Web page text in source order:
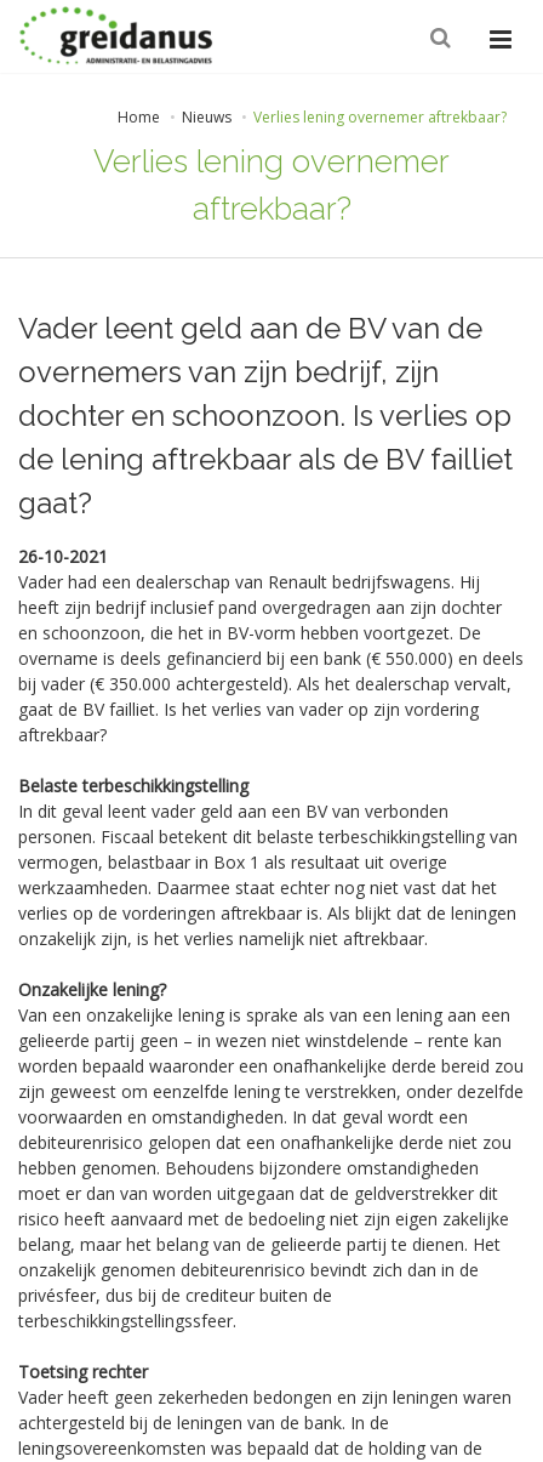
Home Nieuws Verlies lening overnemer aftrekbaar?
Verlies lening overnemer
aftrekbaar?
Vader leent geld aan de BV van de
overnemers van zijn bedrijf, zijn
dochter en schoonzoon. Is verlies op
de lening aftrekbaar als de BV failliet
gaat?
26-10-2021
Vader had een dealerschap van Renault bedrijfswagens. Hij
heeft zijn bedrijf inclusief pand overgedragen aan zijn dochter
en schoonzoon, die het in BV-vorm hebben voortgezet. De
overname is deels gefinancierd bij een bank (€ 550.000) en deels
bij vader (€ 350.000 achtergesteld). Als het dealerschap vervalt,
gaat de BV failliet. Is het verlies van vader op zijn vordering
aftrekbaar?
Belaste terbeschikkingstelling
In dit geval leent vader geld aan een BV van verbonden
personen. Fiscaal betekent dit belaste terbeschikkingstelling van
vermogen, belastbaar in Box 1 als resultaat uit overige
werkzaamheden. Daarmee staat echter nog niet vast dat het
verlies op de vorderingen aftrekbaar is. Als blijkt dat de leningen
onzakelijk zijn, is het verlies namelijk niet aftrekbaar.
Onzakelijke lening?
Van een onzakelijke lening is sprake als van een lening aan een
gelieerde partij geen – in wezen niet winstdelende – rente kan
worden bepaald waaronder een onafhankelijke derde bereid zou
zijn geweest om eenzelfde lening te verstrekken, onder dezelfde
voorwaarden en omstandigheden. In dat geval wordt een
debiteurenrisico gelopen dat een onafhankelijke derde niet zou
hebben genomen. Behoudens bijzondere omstandigheden
moet er dan van worden uitgegaan dat de geldverstrekker dit
risico heeft aanvaard met de bedoeling niet zijn eigen zakelijke
belang, maar het belang van de gelieerde partij te dienen. Het
onzakelijk genomen debiteurenrisico bevindt zich dan in de
privésfeer, dus bij de crediteur buiten de
terbeschikkingstellingssfeer.
Toetsing rechter
Vader heeft geen zekerheden bedongen en zijn leningen waren
achtergesteld bij de leningen van de bank. In de
leningsovereenkomsten was bepaald dat de holding van de